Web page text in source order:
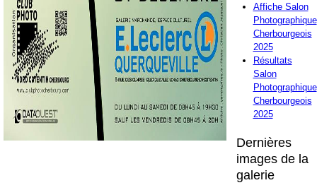
Affiche Salon
Photographique
Cherbourgeois
2025
Résultats
Salon
Photographique
Cherbourgeois
2025
Dernières
images de la
galerie